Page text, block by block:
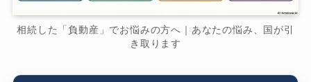
相続した「負動産」でお悩みの方へ｜あなたの悩み、国が引
き取ります